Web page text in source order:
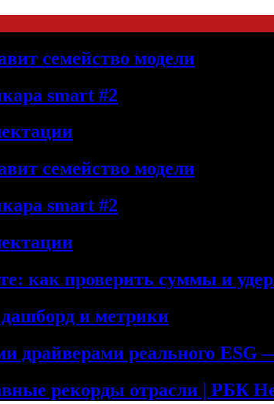
семейство модели
smart #2
семейство модели
smart #2
как проверить суммы и
дашборд и метрики
драйверами реального
рекорды отрасли | РБК